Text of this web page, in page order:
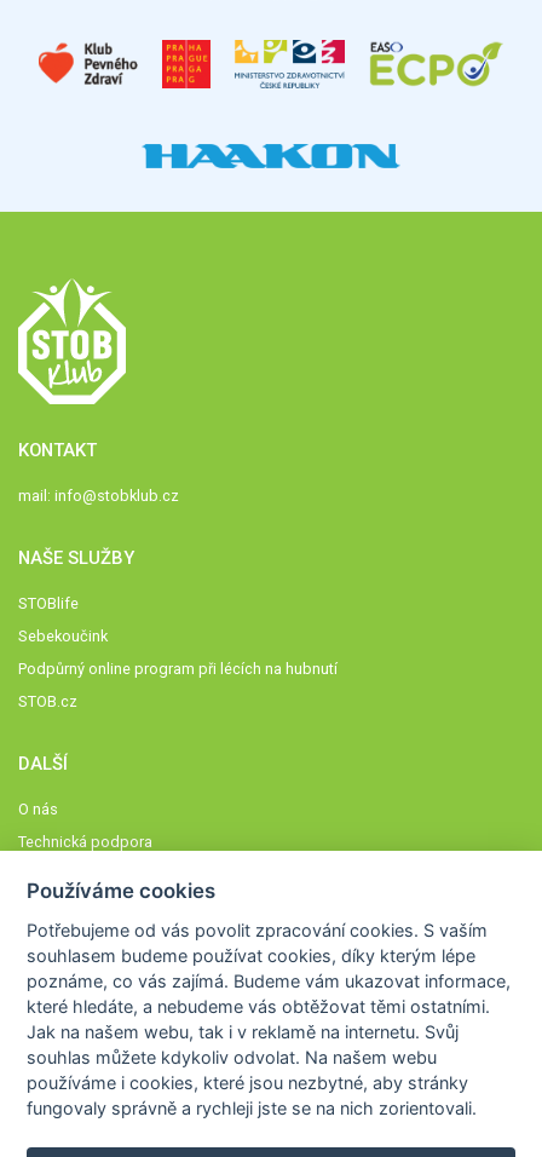
KONTAKT
mail: info@stobklub.cz
NAŠE SLUŽBY
STOBlife
Sebekoučink
Podpůrný online program při lécích na hubnutí
STOB.cz
DALŠÍ
O nás
Technická podpora
Členové STOBklubu
Zásady nakládání s osobními údaji
Otestujte se
Spočítejte si
Výzva 52
Používáme cookies
Potřebujeme od vás povolit zpracování cookies. S vaším
souhlasem budeme používat cookies, díky kterým lépe
poznáme,co vás zajímá. Budeme vám ukazovat informace,
které hledáte, a nebudeme vás obtěžovat těmi ostatními.
Jak na našem webu, tak i v reklamě na internetu. Svůj
souhlas můžete kdykoliv odvolat. Na našem webu
používáme i cookies, které jsou nezbytné, aby stránky
fungovaly správně a rychleji jste se na nich zorientovali.